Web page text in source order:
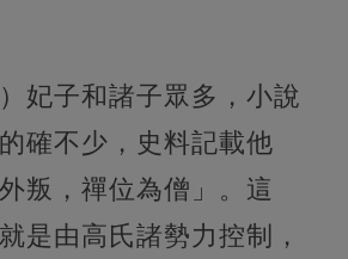
妃子和諸子眾多，小說
確不少，史料記載他
叛，禪位為僧」。這
是由高氏諸勢力控制，